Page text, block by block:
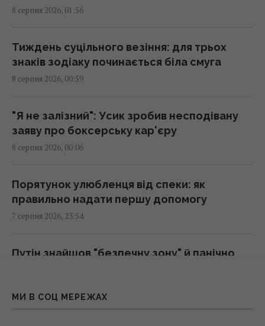
01:15 субота, 08 серпня 2026
Росія просуває іноземним замовникам нову
ракету для Су-57, - ЗМІ
00:32 субота, 08 серпня 2026
Старий монітор ще рано викидати: як
використати його повторно з користю
00:05 субота, 08 серпня 2026
Вчені знайшли молоток зі слонової кістки
віком 500 000 років: про що він свідчить
23:58 п'ятниця, 07 серпня 2026
Зеленський відреагував на ухвалення
23:53 п'ятниця, 07 серпня 2026
8 серпня 2026, 01:56
Тиждень суцільного везіння: для трьох
знаків зодіаку починається біла смуга
8 серпня 2026, 00:59
"Я не залізний": Усик зробив несподівану
заяву про боксерську кар'єру
8 серпня 2026, 00:06
Порятунок улюбленця від спеки: як
правильно надати першу допомогу
7 серпня 2026, 23:54
Путін знайшов "безпечну зону" й панічно
МИ В СОЦ МЕРЕЖАХ